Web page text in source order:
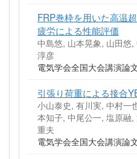
FRP巻枠を用いた高温
疲労による性能評価
中島悠, 山本晃象, 山田悠
淳彦
電気学会全国大会講演論
引張り荷重による接合
小山泰史, 有川実, 中村一
本知子, 中尾公一, 塩原融
重夫
電気学会全国大会講演論